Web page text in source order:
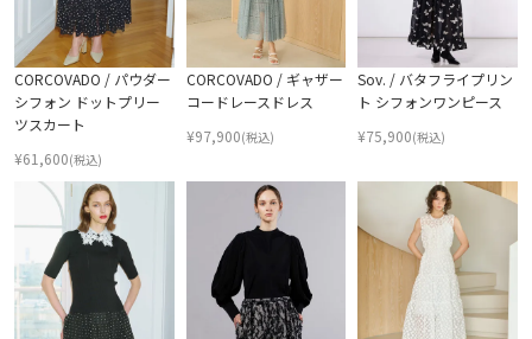
CORCOVADO / パウダー
シフォン ドットプリー
ツスカート
¥61,600(税込)
CORCOVADO / ギャザー
コードレースドレス
¥97,900(税込)
Sov. / バタフライプリン
ト シフォンワンピース
¥75,900(税込)